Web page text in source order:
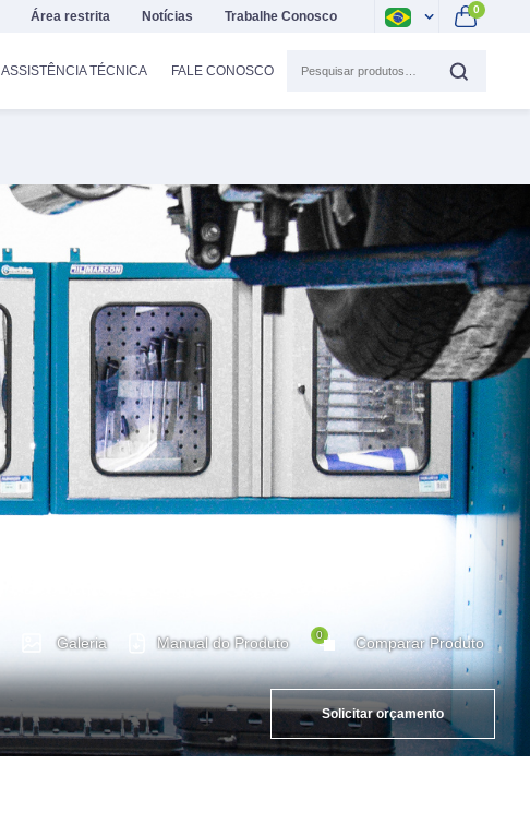
Área restrita Notícias Trabalhe Conosco 0
ASSISTÊNCIA TÉCNICA FALE CONOSCO
Galeria Manual do Produto 0 Comparar Produto
Solicitar orçamento